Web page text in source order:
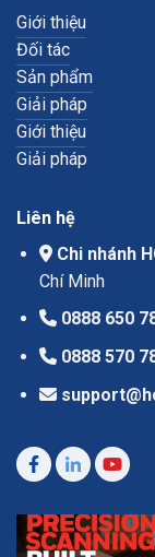
Giới thiệu
Đối tác
Sản phẩm
Giải pháp
Giới thiệu
Giải pháp
Liên hệ
Chi nhánh
Chí Minh
0888 650
0888 570